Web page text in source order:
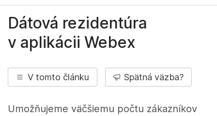
Dátová rezidentúra
v aplikácii Webex
V tomto článku Spätná väzba?
Umožňujeme väčšiemu počtu zákazníkov